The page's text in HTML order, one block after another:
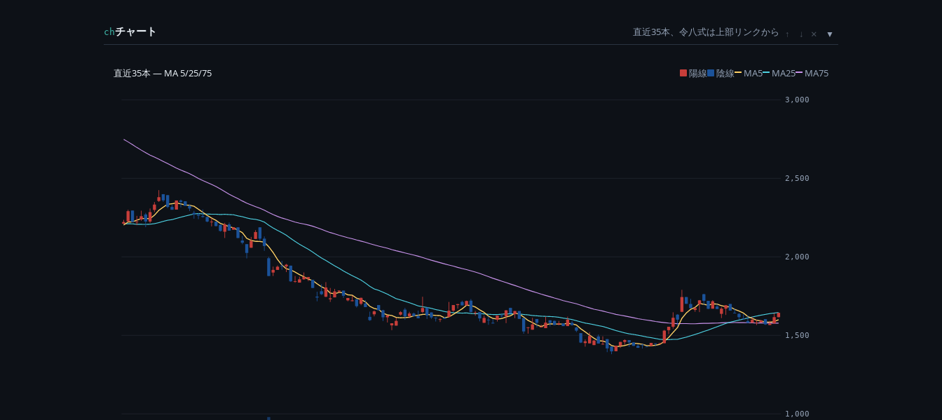
chチャート 直近35本、令八式は上部リンクから ↑ ↓ ×
直近35本 — MA 5/25/75 陽線 陰線 MA5 MA25 MA75
1,000
1,500
2,000
2,500
3,000